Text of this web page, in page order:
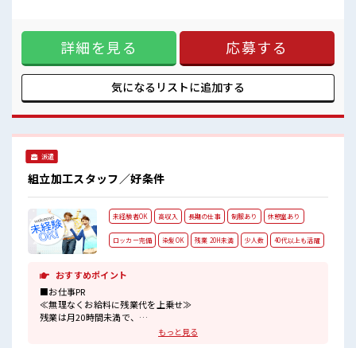
活気あふれる20代活躍中の職場です☆
なければOKです！ (規定有)≪動きやすい制服アリ≫ 制服があ
るので、 毎日の服装の悩み解消♪ ≪初めての仕事だけど自分
にもできそう≫ 新しいことにチャレンジするのは不安だけ
ど、 しっかり働く環境が整っています！ イチからスキルUP・
ステップUP目指していきましょう！ ■職場の雰囲気 一緒に働
く仲間ともなじみやすい少人数の職場☆ 髪型にこだわりのあ
の職場です☆
詳細を見る 応募する
気になるリストに追加する
派遣
組立加工スタッフ／好条件
未経験者OK 高収入 長期の仕事 制服あり 休憩室あり
ロッカー完備 染髪OK 残業 20H未満 少人数 40代以上も活躍
おすすめポイント
■お仕事PR
≪無理なくお給料に残業代を上乗せ≫
残業は月20時間未満で、
もっと見る